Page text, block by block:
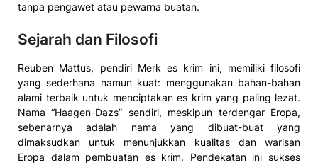
tanpa pengawet atau pewarna buatan.
Sejarah dan Filosofi
Reuben Mattus, pendiri Merk es krim ini, memiliki filosofi
yang sederhana namun kuat: menggunakan bahan-bahan
alami terbaik untuk menciptakan es krim yang paling lezat.
Nama “Haagen-Dazs” sendiri, meskipun terdengar Eropa,
sebenarnya adalah nama yang dibuat-buat yang
dimaksudkan untuk menunjukkan kualitas dan warisan
Eropa dalam pembuatan es krim. Pendekatan ini sukses